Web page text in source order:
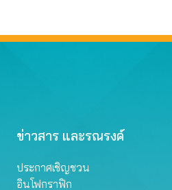
ข่าวสาร และรณรงค์
ประกาศเชิญชวน
อินโฟกราฟิก